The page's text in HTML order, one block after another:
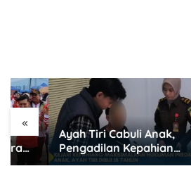
«
Ayah Tiri Cabuli Anak,
Pengadilan Kepahiang
Jatuhkan Vonis 18